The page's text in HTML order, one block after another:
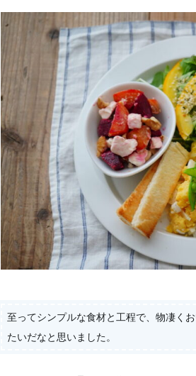
至ってシンプルな食材と工程で、物凄く
たいだなと思いました。